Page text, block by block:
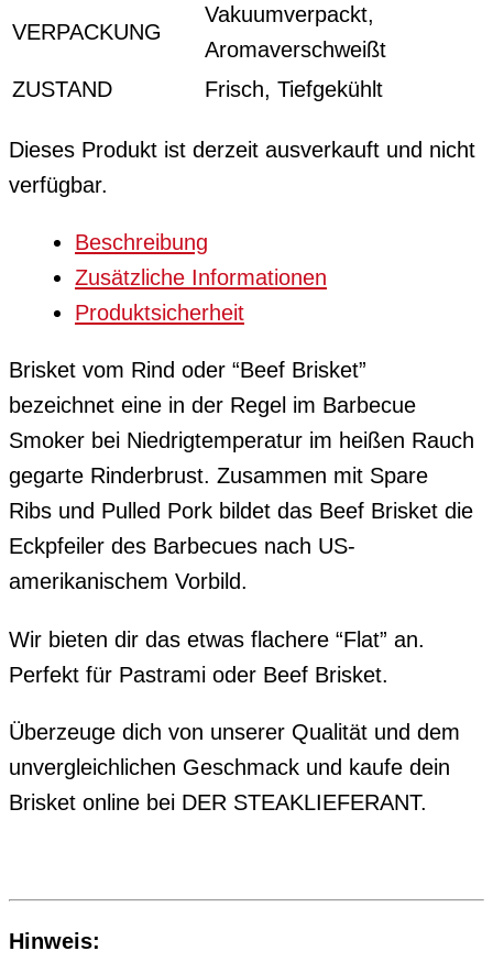
VERPACKUNG
Vakuumverpackt,
Aromaverschweißt
ZUSTAND
Frisch, Tiefgekühlt
Dieses Produkt ist derzeit ausverkauft und nicht
verfügbar.
Beschreibung
Zusätzliche Informationen
Produktsicherheit
Brisket vom Rind oder “Beef Brisket”
bezeichnet eine in der Regel im Barbecue
Smoker bei Niedrigtemperatur im heißen Rauch
gegarte Rinderbrust. Zusammen mit Spare
Ribs und Pulled Pork bildet das Beef Brisket die
Eckpfeiler des Barbecues nach US-
amerikanischem Vorbild.
Wir bieten dir das etwas flachere “Flat” an.
Perfekt für Pastrami oder Beef Brisket.
Überzeuge dich von unserer Qualität und dem
unvergleichlichen Geschmack und kaufe dein
Brisket online bei DER STEAKLIEFERANT.
Hinweis: